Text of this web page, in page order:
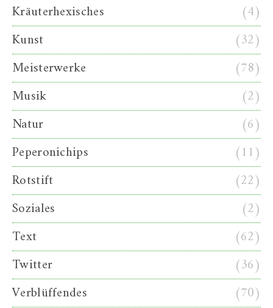
Kräuterhexisches
(4)
Kunst
(32)
Meisterwerke
(78)
Musik
(2)
Natur
(6)
Peperonichips
(11)
Rotstift
(22)
Soziales
(2)
Text
(62)
Twitter
(36)
Verblüffendes
(70)